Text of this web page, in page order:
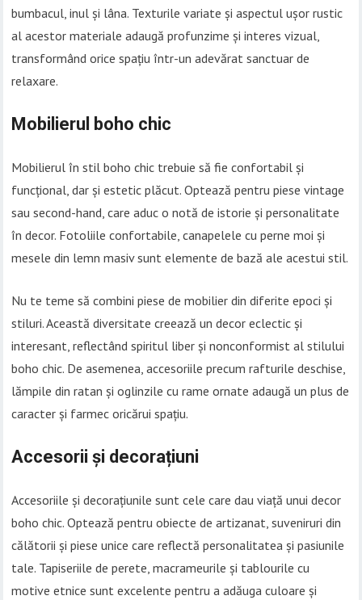
bumbacul, inul și lâna. Texturile variate și aspectul ușor rustic
al acestor materiale adaugă profunzime și interes vizual,
transformând orice spațiu într-un adevărat sanctuar de
relaxare.
Mobilierul boho chic
Mobilierul în stil boho chic trebuie să fie confortabil și
funcțional, dar și estetic plăcut. Optează pentru piese vintage
sau second-hand, care aduc o notă de istorie și personalitate
în decor. Fotoliile confortabile, canapelele cu perne moi și
mesele din lemn masiv sunt elemente de bază ale acestui stil.
Nu te teme să combini piese de mobilier din diferite epoci și
stiluri. Această diversitate creează un decor eclectic și
interesant, reflectând spiritul liber și nonconformist al stilului
boho chic. De asemenea, accesoriile precum rafturile deschise,
lămpile din ratan și oglinzile cu rame ornate adaugă un plus de
caracter și farmec oricărui spațiu.
Accesorii și decorațiuni
Accesoriile și decorațiunile sunt cele care dau viață unui decor
boho chic. Optează pentru obiecte de artizanat, suveniruri din
călătorii și piese unice care reflectă personalitatea și pasiunile
tale. Tapiseriile de perete, macrameurile și tablourile cu
motive etnice sunt excelente pentru a adăuga culoare și